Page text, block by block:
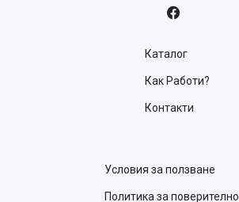
Каталог
Как Работи?
Контакти
Условия за ползване
Политика за